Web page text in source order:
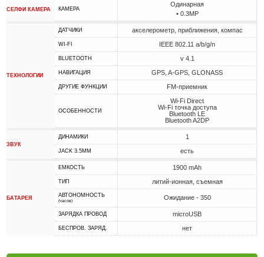
СЕЛФИ КАМЕРА КАМЕРА
Одинарная
• 0.3MP
ТЕХНОЛОГИИ
ДАТЧИКИ акселерометр, приближения, компас
WI-FI IEEE 802.11 a/b/g/n
BLUETOOTH v 4.1
НАВИГАЦИЯ GPS, A-GPS, GLONASS
ДРУГИЕ ФУНКЦИИ FM-приемник
ОСОБЕННОСТИ
Wi-Fi Direct
Wi-Fi точка доступа
Bluetooth LE
Bluetooth A2DP
ЗВУК
ДИНАМИКИ 1
JACK 3.5MM есть
БАТАРЕЯ
ЕМКОСТЬ 1900 mAh
ТИП литий-ионная, съемная
АВТОНОМНОСТЬ
(часов) Ожидание - 350
ЗАРЯДКА ПРОВОД microUSB
БЕСПРОВ. ЗАРЯД. нет